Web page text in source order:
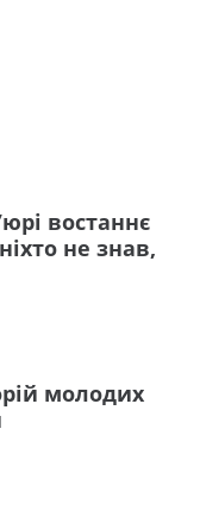
востаннє
не знав,
молодих